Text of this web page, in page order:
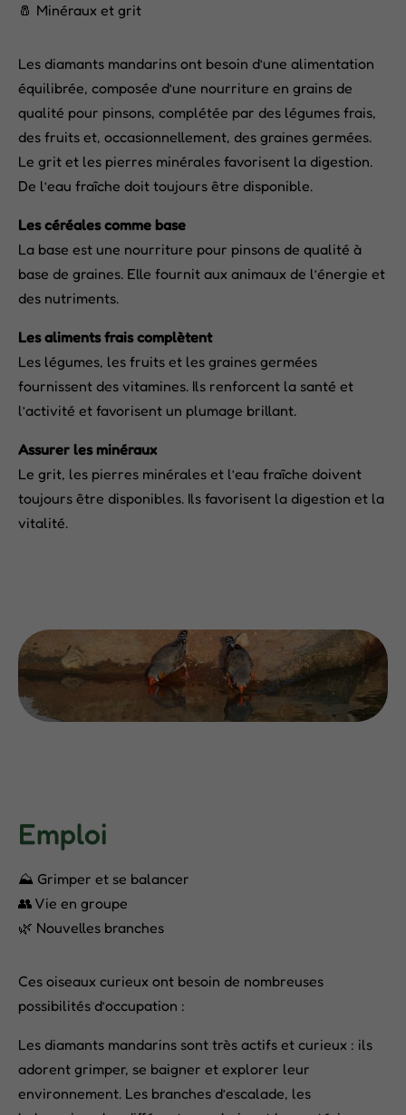
🧂 Minéraux et grit
Les diamants mandarins ont besoin d’une alimentation
équilibrée, composée d’une nourriture en grains de
qualité pour pinsons, complétée par des légumes frais,
des fruits et, occasionnellement, des graines germées.
Le grit et les pierres minérales favorisent la digestion.
De l’eau fraîche doit toujours être disponible.
Les céréales comme base
La base est une nourriture pour pinsons de qualité à
base de graines. Elle fournit aux animaux de l’énergie et
des nutriments.
Les aliments frais complètent
Les légumes, les fruits et les graines germées
fournissent des vitamines. Ils renforcent la santé et
l’activité et favorisent un plumage brillant.
Assurer les minéraux
Le grit, les pierres minérales et l’eau fraîche doivent
toujours être disponibles. Ils favorisent la digestion et la
vitalité.
Emploi
⛰️ Grimper et se balancer
👥 Vie en groupe
🌿 Nouvelles branches
Ces oiseaux curieux ont besoin de nombreuses
possibilités d’occupation :
Les diamants mandarins sont très actifs et curieux : ils
adorent grimper, se baigner et explorer leur
environnement. Les branches d’escalade, les